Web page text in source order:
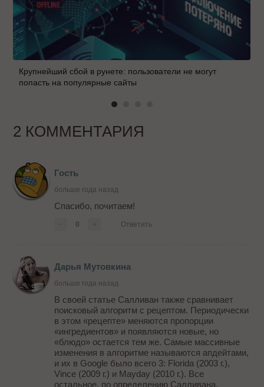
Крупнейший сбой в рунете: пользователи не могут
попасть на популярные сайты
2 КОММЕНТАРИЯ
Гость
больше года назад
Спасибо, почитаем!
0 Ответить
Дарья Мутовкина
больше года назад
В своей статье Салливан также сравнивает
поисковый алгоритм с рецептом. Периодически
в этом «рецепте» меняются пропорции
«ингредиентов» и появляются новые, но
«блюдо» остается тем же. Самые массивные
изменения в алгоритме называются апдейтами,
и их в Google было всего 3: Florida (2003 г.),
Vince (2009 г.) и Mayday (2010 г.). Все
остальное, по определению Салливана,